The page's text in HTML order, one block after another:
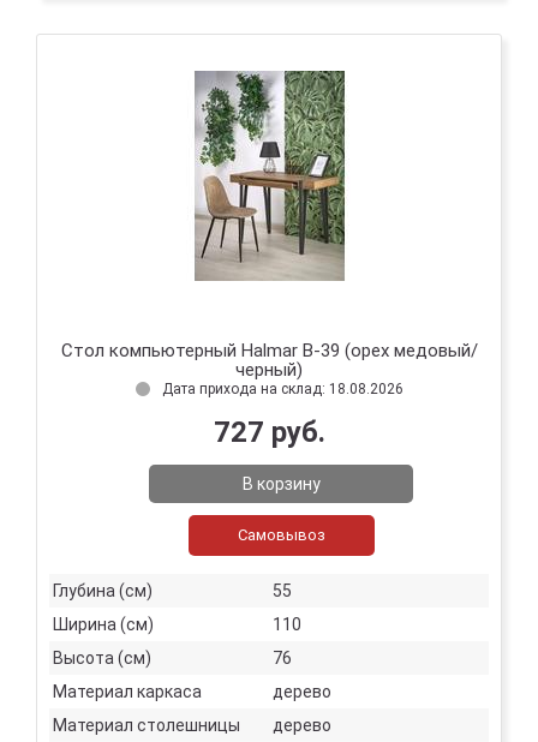
Стол компьютерный Halmar B-39 (орех медовый/
черный)
Дата прихода на склад: 18.08.2026
727 руб.
В корзину
Самовывоз
Глубина (см)
55
Ширина (см)
110
Высота (см)
76
Материал каркаса
дерево
Материал столешницы
дерево